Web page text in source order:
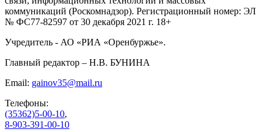
коммуникаций (Роскомнадзор). Регистрационный номер: ЭЛ
№ ФС77-82597 от 30 декабря 2021 г. 18+
Учредитель - АО «РИА «Оренбуржье».
Главный редактор – Н.В. БУНИНА
Email: gainov35@mail.ru
Телефоны:
(35362)5-00-10,
8-903-391-00-10